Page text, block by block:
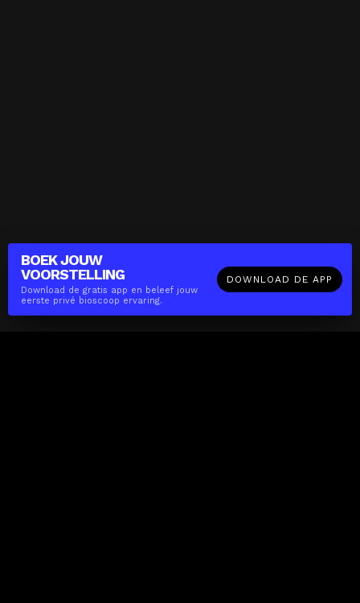
BOEK JOUW
VOORSTELLING
Download de gratis app en beleef jouw
eerste privé bioscoop ervaring.
DOWNLOAD DE APP